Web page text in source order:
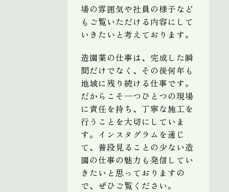
場の雰囲気や社員の様子など
もご覧いただける内容にして
いきたいと考えております。
造園業の仕事は、完成した瞬
間だけでなく、その後何年も
地域に残り続ける仕事です。
だからこそ一つひとつの現場
に責任を持ち、丁寧な施工を
行うことを大切にしていま
す。インスタグラムを通じ
て、普段見ることの少ない造
園の仕事の魅力も発信してい
きたいと思っておりますの
で、ぜひご覧ください。